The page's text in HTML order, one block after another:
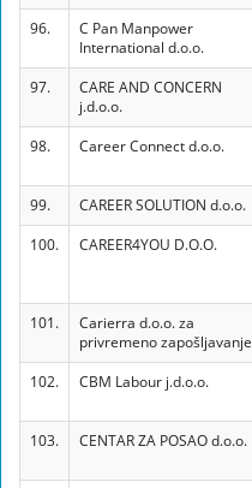
96.
C Pan Manpower
International d.o.o.
97.
CARE AND CONCERN
j.d.o.o.
98.
Career Connect d.o.o.
99.
CAREER SOLUTION d.o.o.
100.
CAREER4YOU D.O.O.
101.
Carierra d.o.o. za
privremeno zapošljavanje
102.
CBM Labour j.d.o.o.
103.
CENTAR ZA POSAO d.o.o.